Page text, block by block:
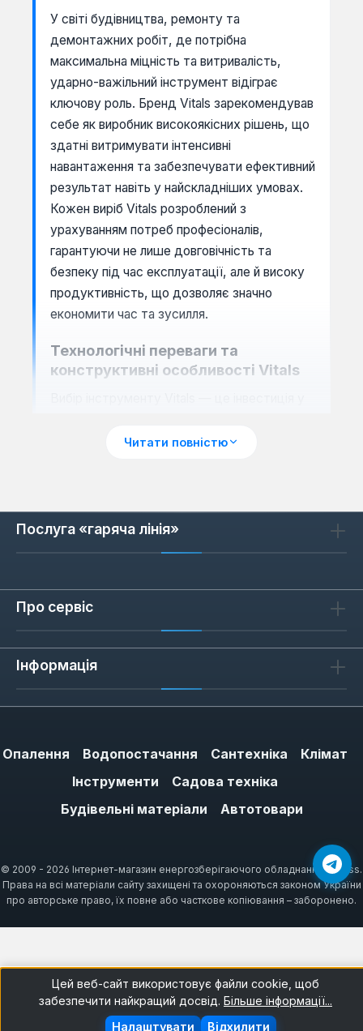
У світі будівництва, ремонту та
демонтажних робіт, де потрібна
максимальна міцність та витривалість,
ударно-важільний інструмент відіграє
ключову роль. Бренд Vitals зарекомендував
себе як виробник високоякісних рішень, що
здатні витримувати інтенсивні
навантаження та забезпечувати ефективний
результат навіть у найскладніших умовах.
Кожен виріб Vitals розроблений з
урахуванням потреб професіоналів,
гарантуючи не лише довговічність та
безпеку під час експлуатації, але й високу
продуктивність, що дозволяє значно
економити час та зусилля.
Технологічні переваги та
конструктивні особливості Vitals
що відрізняє його від багатьох аналогів на
високолегована сталь, і закінчуючи
характеристикам. Це забезпечує виняткову
стійкість до зносу, деформацій, сколів та
корозії, що є критично важливим для
інструментів, які постійно піддаються
значним ударним та важільним
навантаженням. Особлива увага
передачі енергії удару та оптимальне
використання важеля.
Ергономічний дизайн рукояток є ще однією
забезпечувати надійний хват, мінімізувати
вібрації та знижувати втому оператора
інструменту також ретельно
прораховується, щоб забезпечити легкість
маніпуляцій та точність кожного руху, що є
Читати повністю
Послуга «гаряча лінія»
Про сервіс
Інформація
Опалення Водопостачання Сантехніка
Клімат
Інструменти
Садова техніка
Будівельні матеріали
Автотовари
© 2009 - 2026 Інтернет-магазин енергозберігаючого обладнання ARTiss.
Права на всі матеріали сайту захищені та охороняються законом України
про авторське право, їх повне або часткове копіювання – заборонено.
Цей веб-сайт використовує файли cookie, щоб
забезпечити найкращий досвід. Більше інформації...
Відхилити
Налаштувати